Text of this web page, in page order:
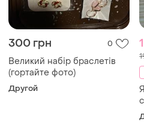
300 грн 0
Великий набір браслетів
(гортайте фото)
Другой